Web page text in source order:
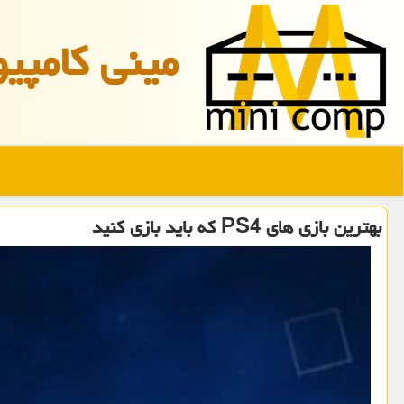
مینی
بهترین بازی های PS4 که باید بازی کنید